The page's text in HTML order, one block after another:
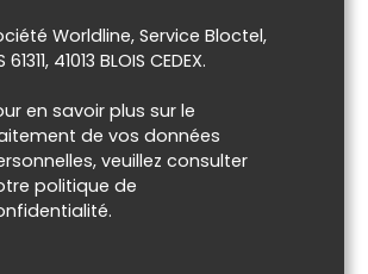
Worldline, Service Bloctel,
61311, 41013 BLOIS CEDEX.
en savoir plus sur le
de vos données
veuillez consulter
politique de
.